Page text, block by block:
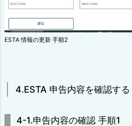
ESTA 情報の更新 手順2
4.ESTA 申告内容を確認する
4-1.申告内容の確認 手順1